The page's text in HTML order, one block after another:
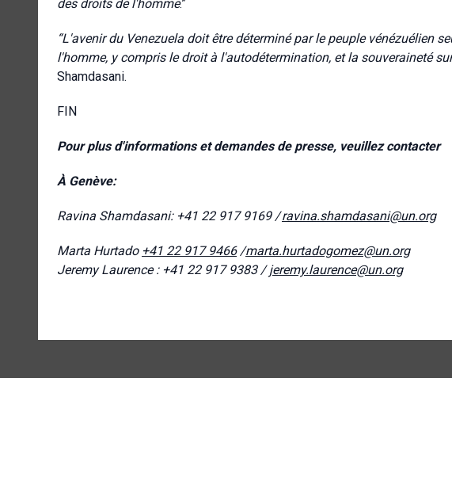
des droits de l'homme.”
“L'avenir du Venezuela doit être déterminé par le peuple vénézuélien
l'homme, y compris le droit à l'autodétermination, et la souveraineté
Shamdasani.
FIN
Pour plus d'informations et demandes de presse, veuillez contacter
À Genève:
Ravina Shamdasani: +41 22 917 9169 /ravina.shamdasani@un.org
Marta Hurtado +41 22 917 9466/marta.hurtadogomez@un.org
Jeremy Laurence : +41 22 917 9383 /jeremy.laurence@un.org